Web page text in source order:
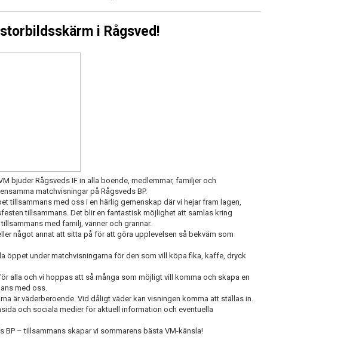
i Rågsved!
bjuder Rågsveds IF in alla boende, medlemmar, familjer och
matchvisningar på Rågsveds BP.
tillsammans med oss i en härlig gemenskap där vi hejar fram lagen,
tillsammans. Det blir en fantastisk möjlighet att samlas kring
med familj, vänner och grannar.
något annat att sitta på för att göra upplevelsen så bekväm som
öppet under matchvisningarna för den som vill köpa fika, kaffe, dryck
alla och vi hoppas att så många som möjligt vill komma och skapa en
med oss.
är väderberoende. Vid dåligt väder kan visningen komma att ställas in.
och sociala medier för aktuell information och eventuella
BP – tillsammans skapar vi sommarens bästa VM-känsla!